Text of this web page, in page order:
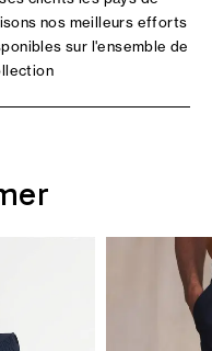
nos meilleurs efforts
sur l'ensemble de